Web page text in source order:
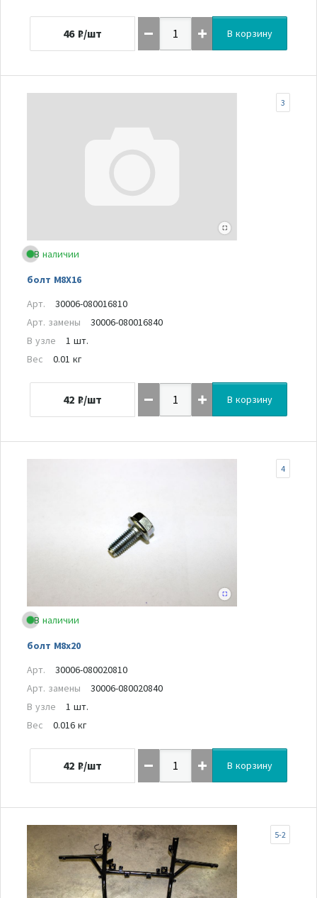
46 ₽/шт В корзину
В наличии
болт M8X16
3
Арт.
30006-080016810
Арт. замены
30006-080016840
В узле
1 шт.
Вес
0.01 кг
42 ₽/шт В корзину
В наличии
болт M8x20
4
Арт.
30006-080020810
Арт. замены
30006-080020840
В узле
1 шт.
Вес
0.016 кг
42 ₽/шт В корзину
5-2